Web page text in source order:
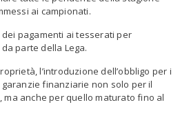
ai campionati.
pagamenti ai tesserati per
parte della Lega.
l’introduzione dell’obbligo per i
finanziarie non solo per il
anche per quello maturato fino al